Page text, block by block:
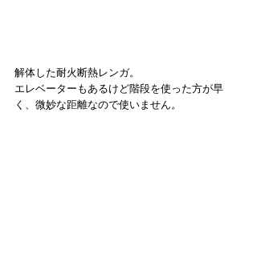
解体した耐火断熱レンガ。
エレベーターもあるけど階段を使った方が早
く、微妙な距離なので使いません。